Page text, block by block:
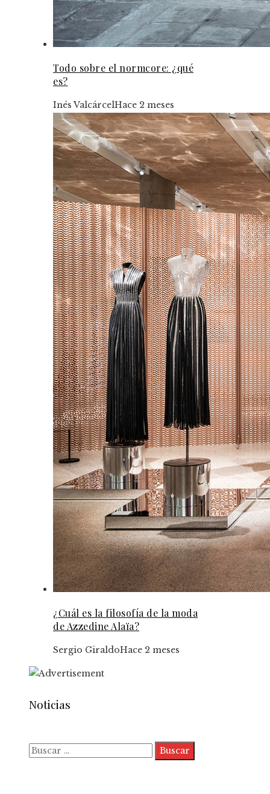
Todo sobre el normcore: ¿qué
es?
Inés ValcárcelHace 2 meses
¿Cuál es la filosofía de la moda
de Azzedine Alaïa?
Sergio GiraldoHace 2 meses
Noticias
Buscar: